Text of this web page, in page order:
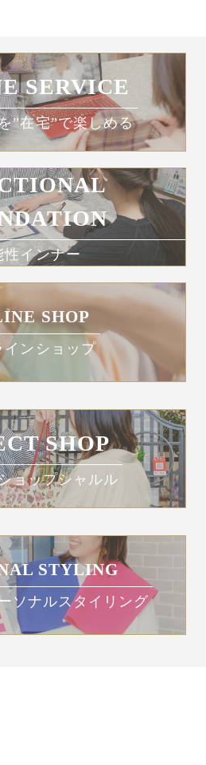
SERVICE
”在宅”で楽しめる
性インナー
SHOP
インショップ
SHOP
ョップシャルル
STYLING
ソナルスタイリング